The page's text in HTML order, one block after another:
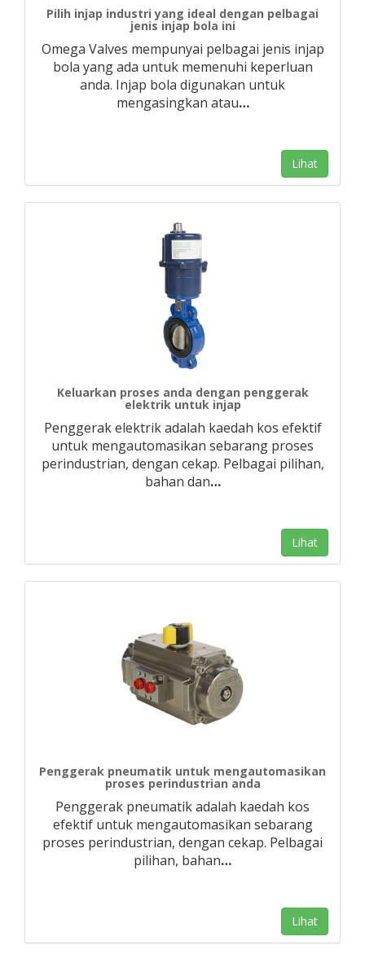
Pilih injap industri yang ideal dengan pelbagai
jenis injap bola ini
Omega Valves mempunyai pelbagai jenis injap
bola yang ada untuk memenuhi keperluan
anda. Injap bola digunakan untuk
mengasingkan atau…
Lihat
Keluarkan proses anda dengan penggerak
elektrik untuk injap
Penggerak elektrik adalah kaedah kos efektif
untuk mengautomasikan sebarang proses
perindustrian, dengan cekap. Pelbagai pilihan,
bahan dan…
Lihat
Penggerak pneumatik untuk mengautomasikan
proses perindustrian anda
Penggerak pneumatik adalah kaedah kos
efektif untuk mengautomasikan sebarang
proses perindustrian, dengan cekap. Pelbagai
pilihan, bahan…
Lihat